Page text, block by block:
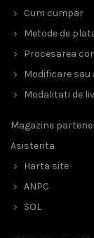
Cum cumpar
Metode de
Procesarea
Modificare
Modalitati de
Magazine
Asistenta
Harta site
ANPC
SOL